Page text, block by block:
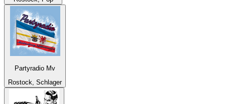
Partyradio Mv
Rostock, Schlager